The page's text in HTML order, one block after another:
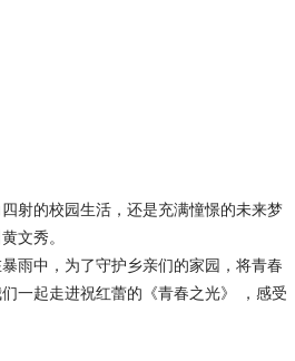
的校园生活，还是充满憧憬的未来梦
文秀。
中，为了守护乡亲们的家园，将青春
一起走进祝红蕾的《青春之光》 ，感受